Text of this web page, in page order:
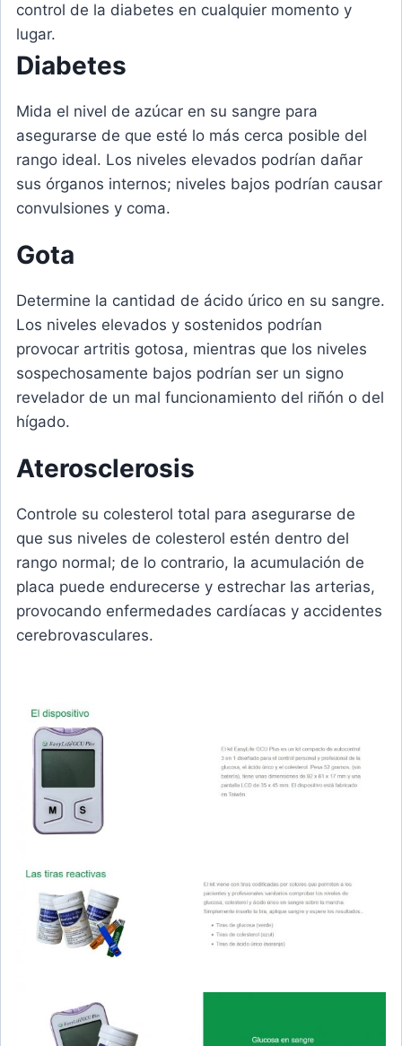
control de la diabetes en cualquier momento y
lugar.
Diabetes
Mida el nivel de azúcar en su sangre para
asegurarse de que esté lo más cerca posible del
rango ideal. Los niveles elevados podrían dañar
sus órganos internos; niveles bajos podrían causar
convulsiones y coma.
Gota
Determine la cantidad de ácido úrico en su sangre.
Los niveles elevados y sostenidos podrían
provocar artritis gotosa, mientras que los niveles
sospechosamente bajos podrían ser un signo
revelador de un mal funcionamiento del riñón o del
hígado.
Aterosclerosis
Controle su colesterol total para asegurarse de
que sus niveles de colesterol estén dentro del
rango normal; de lo contrario, la acumulación de
placa puede endurecerse y estrechar las arterias,
provocando enfermedades cardíacas y accidentes
cerebrovasculares.